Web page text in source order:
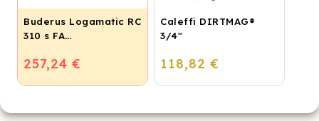
Buderus Logamatic RC
310 s FA
257,24 €
Caleffi DIRTMAG®
3/4"
118,82 €